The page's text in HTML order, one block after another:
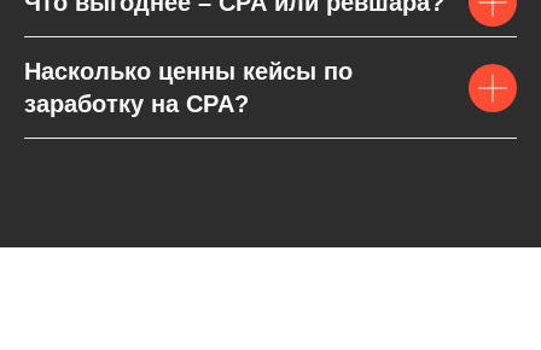
Насколько ценны кейсы по
заработку на CPA?